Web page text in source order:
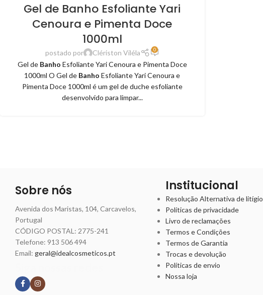
Gel de Banho Esfoliante Yari
Cenoura e Pimenta Doce
1000ml
postado por Clériston Viléla 0
Gel de Banho Esfoliante Yari Cenoura e Pimenta Doce
1000ml O Gel de Banho Esfoliante Yari Cenoura e
Pimenta Doce 1000ml é um gel de duche esfoliante
desenvolvido para limpar...
Sobre nós
Avenida dos Maristas, 104, Carcavelos,
Portugal
CÓDIGO POSTAL: 2775-241
Telefone: 913 506 494
Email: geral@idealcosmeticos.pt
Institucional
Resolução Alternativa de litígio
Políticas de privacidade
Livro de reclamações
Termos e Condições
Termos de Garantia
Trocas e devolução
Políticas de envio
Nossa loja